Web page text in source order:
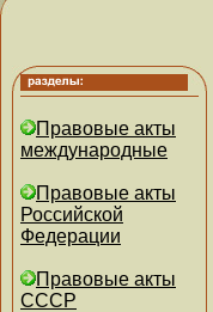
Правовые акты
международные
Правовые акты
Российской
Федерации
Правовые акты
СССР